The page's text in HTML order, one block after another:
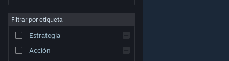
© Valve Corporation. Todos los derechos reservados.
Todas las marcas registradas pertenecen a sus
de Privacidad|Información legal
Acuerdo de Suscriptor a Steam
Cookies
Filtrar por etiqueta
Estrategia
Acción